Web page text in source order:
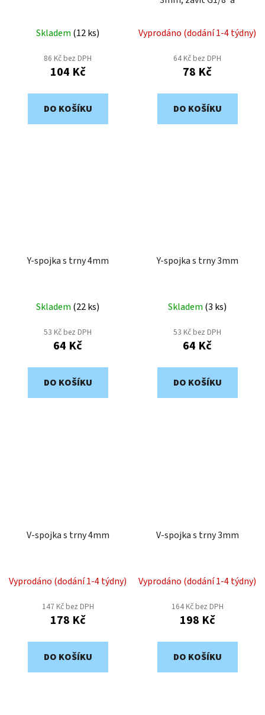
Skladem (12 ks)
86 Kč bez DPH
104 Kč
DO KOŠÍKU
Vyprodáno (dodání 1-4 týdny)
64 Kč bez DPH
78 Kč
DO KOŠÍKU
Y-spojka s trny 4mm
Skladem (22 ks)
53 Kč bez DPH
64 Kč
DO KOŠÍKU
Y-spojka s trny 3mm
Skladem (3 ks)
53 Kč bez DPH
64 Kč
DO KOŠÍKU
V-spojka s trny 4mm
Vyprodáno (dodání 1-4 týdny)
147 Kč bez DPH
178 Kč
DO KOŠÍKU
V-spojka s trny 3mm
Vyprodáno (dodání 1-4 týdny)
164 Kč bez DPH
198 Kč
DO KOŠÍKU